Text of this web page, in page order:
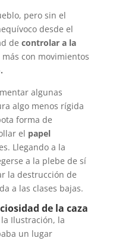
pero sin el
desde el
de controlar a la
con movimientos
algunas
algo menos rígida
forma de
el papel
Llegando a la
a la plebe de sí
la destrucción de
a las clases bajas.
de la caza
Ilustración, la
un lugar